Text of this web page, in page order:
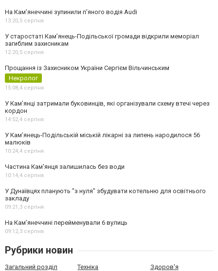
На Камʼянеччині зупинили п'яного водія Audi
13:20,5 серпня
У старостаті Кам’янець-Подільської громади відкрили меморіал
загиблим захисникам
12:20,5 серпня
Прощання із Захисником України Сергієм Вільчинським
Некролог
15:08,4 серпня
У Кам’янці затримали буковинців, які організували схему втечі через
кордон
14:52,4 серпня
У Кам’янець-Подільській міській лікарні за липень народилося 56
малюків
10:24,4 серпня
Частина Кам'янця залишилась без води
10:14,4 серпня
У Дунаївцях планують "з нуля" збудувати котельню для освітнього
закладу
09:21,3 серпня
На Камʼянеччині перейменували 6 вулиць
09:12,3 серпня
Рубрики новин
Загальний розділ Техніка Здоров'я